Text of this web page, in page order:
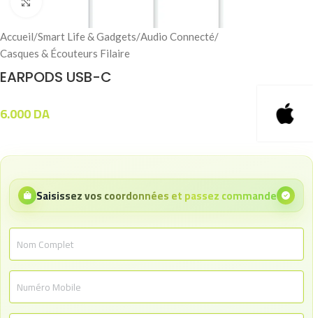
Accueil/Smart Life & Gadgets/Audio Connecté/
Casques & Écouteurs Filaire
EARPODS USB-C
6.000DA
Saisissez vos coordonnées et passez commande